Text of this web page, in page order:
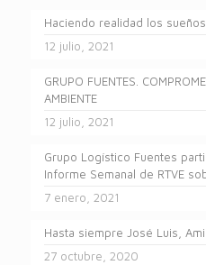
Haciendo realidad los
12 julio, 2021
GRUPO FUENTES.
AMBIENTE
12 julio, 2021
Grupo Logístico Fuentes
Informe Semanal de RTVE
7 enero, 2021
Hasta siempre José Luis,
27 octubre, 2020